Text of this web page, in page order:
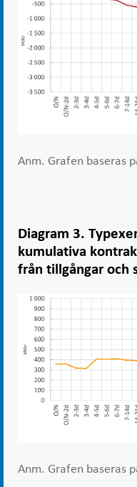
Anm. Grafen baseras
Diagram 3.
kumulativa
från tillgångar och
Anm. Grafen baseras